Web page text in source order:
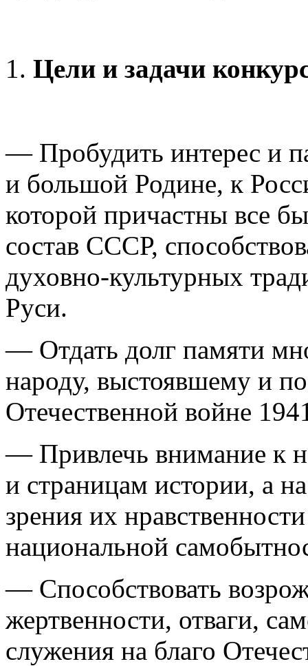
Цели и задачи
— Пробудить интерес и
и большой Родине, к
которой причастны все
состав СССР,
духовно-культурных
Руси.
— Отдать долг памяти
народу, выстоявшему и
Отечественной войне
— Привлечь внимание к
и страницам истории, а
зрения их
национальной
— Способствовать
жертвенности, отваги,
служения на благо